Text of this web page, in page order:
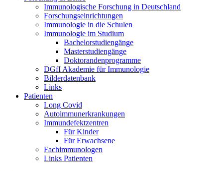
Immunologische Forschung in Deutschland
Forschungseinrichtungen
Immunologie in die Schulen
Immunologie im Studium
Bachelorstudiengänge
Masterstudiengänge
Doktorandenprogramme
DGfI Akademie für Immunologie
Bilderdatenbank
Links
Patienten
Long Covid
Autoimmunerkrankungen
Immundefektzentren
Für Kinder
Für Erwachsene
Fachimmunologen
Links Patienten